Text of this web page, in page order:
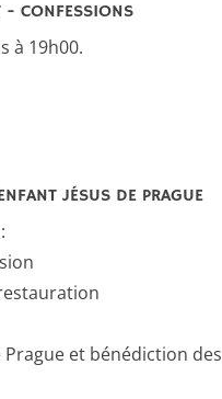
- CONFESSIONS
à 19h00.
JÉSUS DE PRAGUE
Prague et bénédiction des